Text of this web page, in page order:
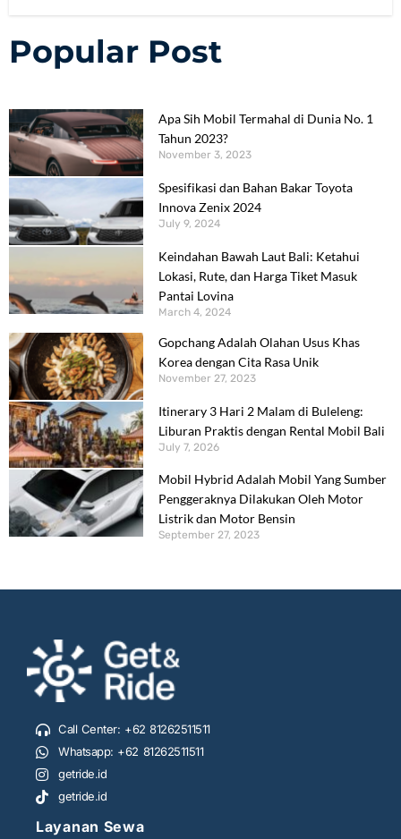
Popular Post
Apa Sih Mobil Termahal di Dunia No. 1
Tahun 2023?
November 3, 2023
Spesifikasi dan Bahan Bakar Toyota
Innova Zenix 2024
July 9, 2024
Keindahan Bawah Laut Bali: Ketahui
Lokasi, Rute, dan Harga Tiket Masuk
Pantai Lovina
March 4, 2024
Gopchang Adalah Olahan Usus Khas
Korea dengan Cita Rasa Unik
November 27, 2023
Itinerary 3 Hari 2 Malam di Buleleng:
Liburan Praktis dengan Rental Mobil Bali
July 7, 2026
Mobil Hybrid Adalah Mobil Yang Sumber
Penggeraknya Dilakukan Oleh Motor
Listrik dan Motor Bensin
September 27, 2023
Call Center: +62 81262511511
Whatsapp: +62 81262511511
getride.id
getride.id
Layanan Sewa